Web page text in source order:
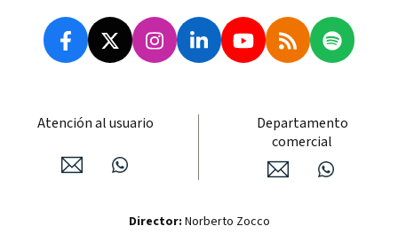
Atención al usuario
Departamento
comercial
Director: Norberto Zocco